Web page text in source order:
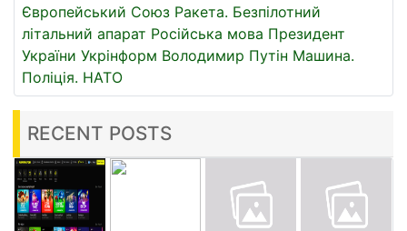
Європейський Союз Ракета. Безпілотний
літальний апарат Російська мова Президент
України Укрінформ Володимир Путін Машина.
Поліція. НАТО
RECENT POSTS